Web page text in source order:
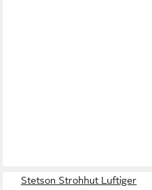
Stetson Strohhut Luftiger